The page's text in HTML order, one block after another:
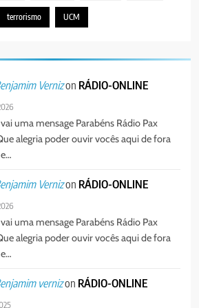
PORTUGUÊS
encontro de revitalização na
Diocese de Chimoio
PORTUGUÊS
“Um movimento eclesial sem
Cristo como centro é uma simples
organização humana” – defende o
Padre Mubango
MERCADO DE INHAMÍZUA:
TRANSFERÊNCIA DOS
VENDEDORES FOI ACEITE, MAS
PORTUGUÊS SOCIEDADE
terrorismo UCM
Vernizon RÁDIO-ONLINE
uma mensage Parabéns Rádio Pax
alegria poder ouvir vocês aqui de fora
Vernizon RÁDIO-ONLINE
uma mensage Parabéns Rádio Pax
alegria poder ouvir vocês aqui de fora
vernizon RÁDIO-ONLINE